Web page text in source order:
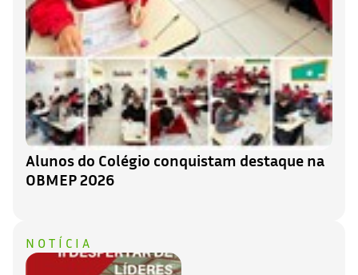
Alunos do Colégio conquistam destaque na
OBMEP 2026
NOTÍCIA